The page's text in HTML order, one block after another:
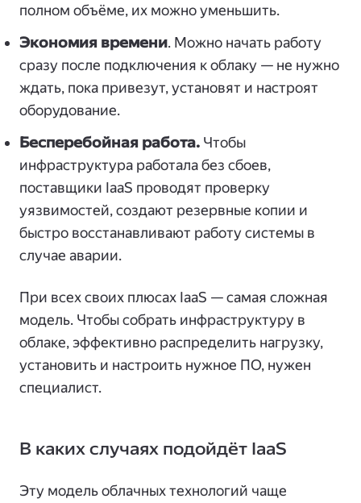
полном объёме, их можно уменьшить.
Экономия времени. Можно начать работу
сразу после подключения к облаку — не нужно
ждать, пока привезут, установят и настроят
оборудование.
Бесперебойная работа. Чтобы
инфраструктура работала без сбоев,
поставщики IaaS проводят проверку
уязвимостей, создают резервные копии и
быстро восстанавливают работу системы в
случае аварии.
При всех своих плюсах IaaS — самая сложная
модель. Чтобы собрать инфраструктуру в
облаке, эффективно распределить нагрузку,
установить и настроить нужное ПО, нужен
специалист.
В каких случаях подойдёт IaaS
Эту модель облачных технологий чаще